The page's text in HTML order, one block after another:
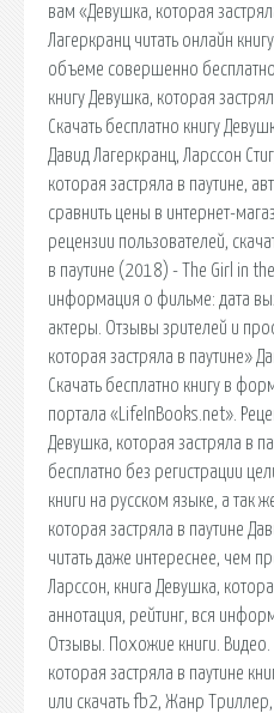
вам «Девушка, которая
Лагеркранц читать онлайн
объеме совершенно
книгу Девушка, которая
Скачать бесплатно книгу
Давид Лагеркранц, Ларссон
которая застряла в паутине,
сравнить цены в интернет-
рецензии пользователей,
в паутине (2018) - The Girl in
информация о фильме: дата
актеры. Отзывы зрителей и
которая застряла в паутине»
Скачать бесплатно книгу в
портала «LifeInBooks.net».
Девушка, которая застряла в
бесплатно без регистрации
книги на русском языке, а так
которая застряла в паутине
читать даже интереснее, чем
Ларссон, книга Девушка,
аннотация, рейтинг, вся
Отзывы. Похожие книги.
которая застряла в паутине
или скачать fb2, Жанр